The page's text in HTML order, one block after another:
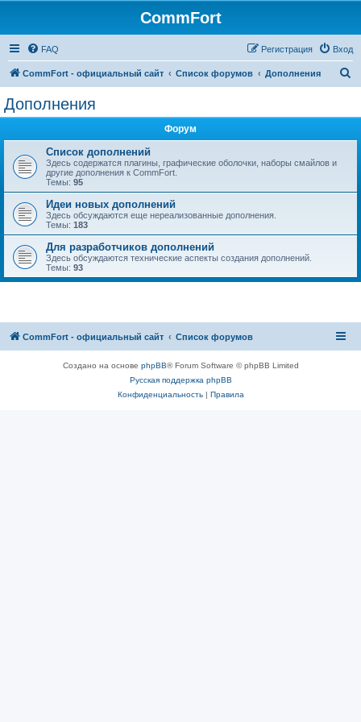
CommFort
FAQ Вход
Регистрация
CommFort - официальный сайт Список форумов Дополнения
Дополнения
Форум
Список дополнений
Здесь содержатся плагины, графические оболочки, наборы смайлов и
другие дополнения к CommFort.
Темы: 95
Идеи новых дополнений
Здесь обсуждаются еще нереализованные дополнения.
Темы: 183
Для разработчиков дополнений
Здесь обсуждаются технические аспекты создания дополнений.
Темы: 93
CommFort - официальный сайт Список форумов
Создано на основе phpBB® Forum Software © phpBB Limited
Русская поддержка phpBB
Конфиденциальность| Правила